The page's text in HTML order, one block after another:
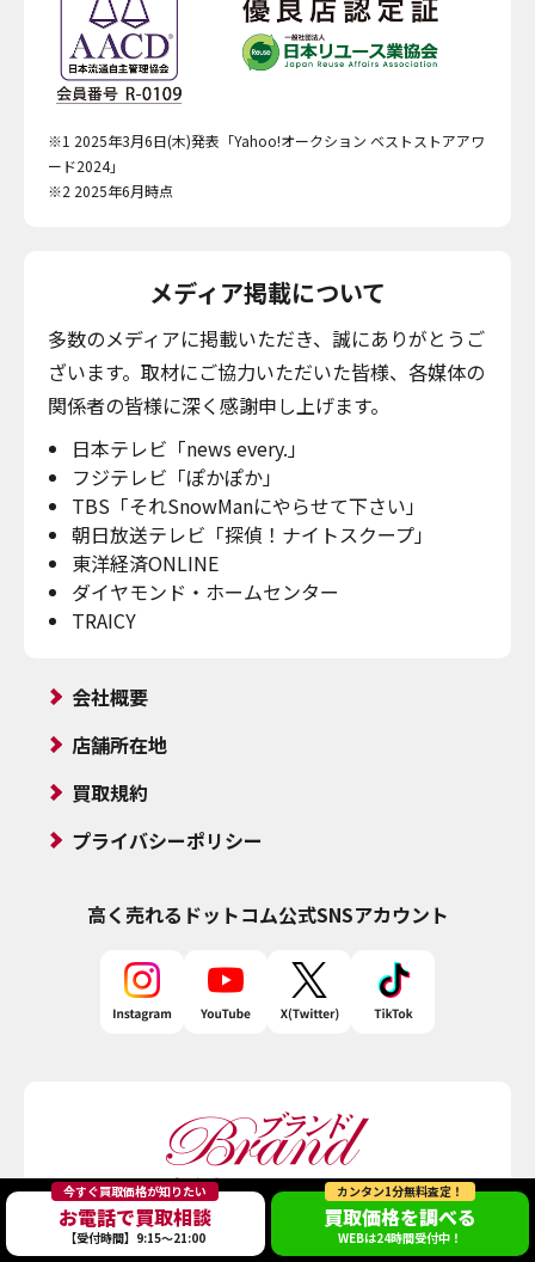
今すぐ買取価格が知りたい
お電話で買取相談
【受付時間】9:15～21:00
カンタン1分無料査定！
買取価格を調べる
WEBは24時間受付中！
※1 2025年3月6日(木)発表「Yahoo!オークション ベストストアアワ
ード2024」
※2 2025年6月時点
メディア掲載について
多数のメディアに掲載いただき、誠にありがとうご
ざいます。取材にご協力いただいた皆様、各媒体の
関係者の皆様に深く感謝申し上げます。
日本テレビ「news every.」
フジテレビ「ぽかぽか」
TBS「それSnowManにやらせて下さい」
朝日放送テレビ「探偵！ナイトスクープ」
東洋経済ONLINE
ダイヤモンド・ホームセンター
TRAICY
会社概要
店舗所在地
買取規約
プライバシーポリシー
高く売れるドットコム公式SNSアカウント